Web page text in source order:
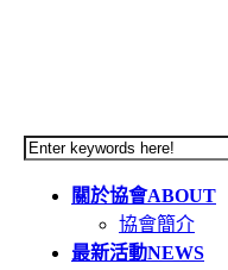
關於協會ABOUT
協會簡介
最新活動NEWS